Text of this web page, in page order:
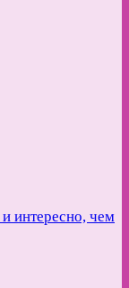
интересно, чем